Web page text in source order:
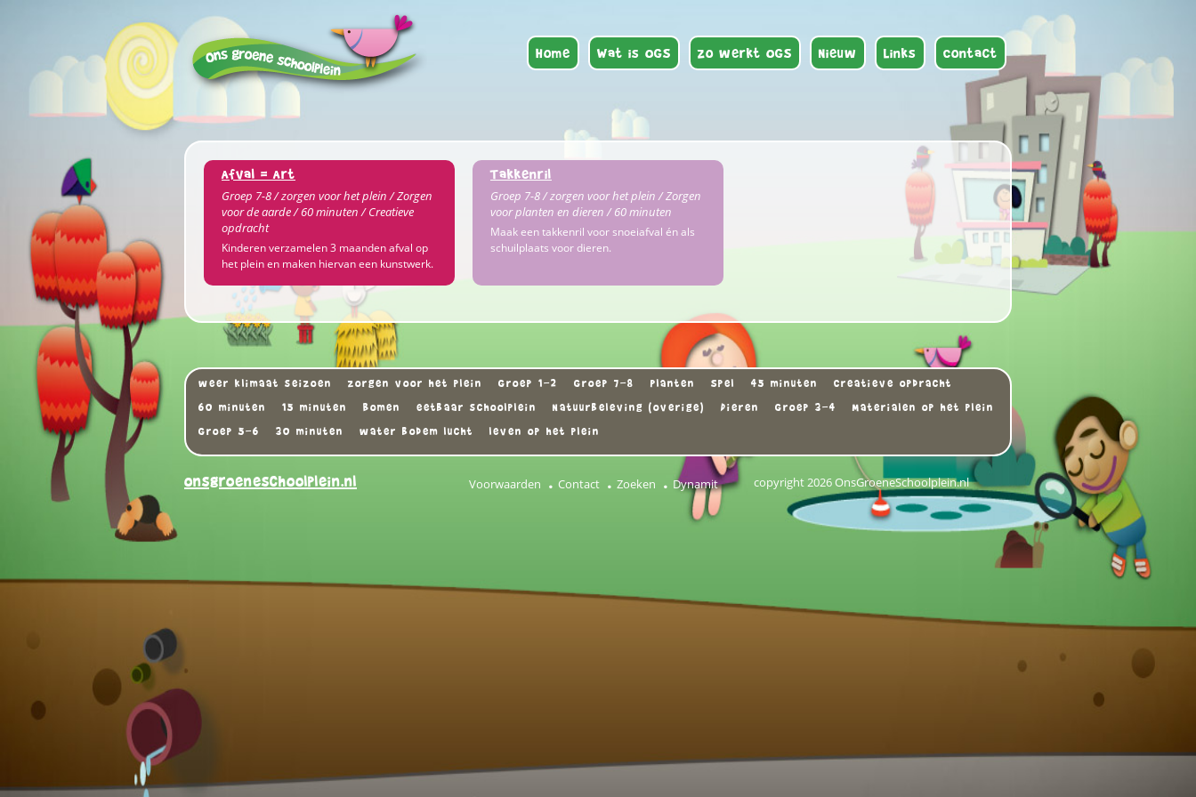
Home Wat is OGS Zo werkt OGS Nieuw Links Contact
Afval = Art
Groep 7-8 / zorgen voor het plein / Zorgen
voor de aarde / 60 minuten / Creatieve
opdracht
Kinderen verzamelen 3 maanden afval op
het plein en maken hiervan een kunstwerk.
Takkenril
Groep 7-8 / zorgen voor het plein / Zorgen
voor planten en dieren / 60 minuten
Maak een takkenril voor snoeiafval én als
schuilplaats voor dieren.
weer klimaat seizoen zorgen voor het plein Groep 1-2 Groep 7-8 Planten Spel 45 minuten
Creatieve opdracht
60 minuten
15 minuten Bomen eetbaar schoolplein Natuurbeleving (overige) Dieren Groep 3-4
Materialen op het plein
Groep 5-6
30 minuten water bodem lucht leven op het plein
onsgroeneschoolplein.nl Voorwaarden Contact Zoeken Dynamit copyright 2026 OnsGroeneSchoolplein.nl